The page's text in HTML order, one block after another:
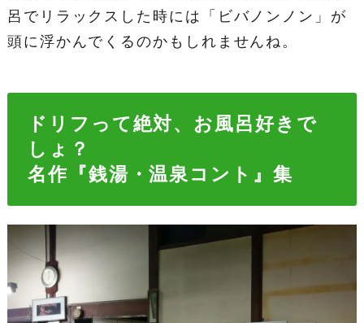
呂でリラックスした時には「ビバノンノン」が
頭に浮かんでくるのかもしれませんね。
ドリフって絶対、お風呂好きで
しょ？
名作『銭湯・温泉コント』集